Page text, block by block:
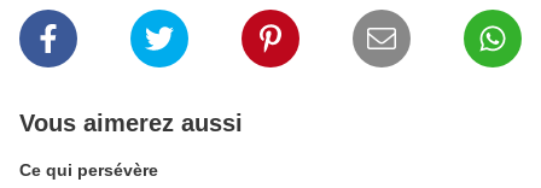
Vous aimerez aussi
Ce qui persévère